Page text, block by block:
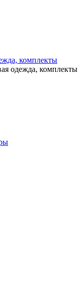
комплекты
одежда, комплекты